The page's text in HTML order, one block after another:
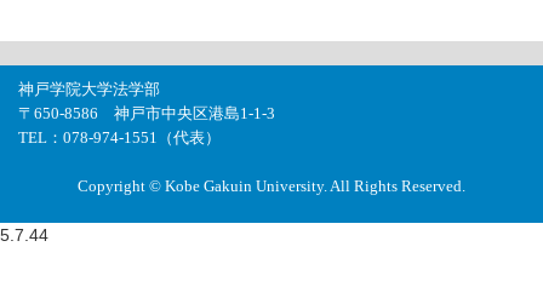
神戸学院大学法学部
〒650-8586 神戸市中央区港島1-1-3
TEL：078-974-1551（代表）
Copyright © Kobe Gakuin University. All Rights Reserved.
5.7.44